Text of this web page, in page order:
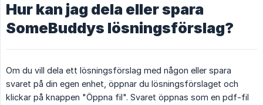
Hur kan jag dela eller spara
SomeBuddys lösningsförslag?
Om du vill dela ett lösningsförslag med någon eller spara
svaret på din egen enhet, öppnar du lösningsförslaget och
klickar på knappen "Öppna fil". Svaret öppnas som en pdf-fil